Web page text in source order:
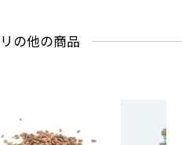
の他の商品